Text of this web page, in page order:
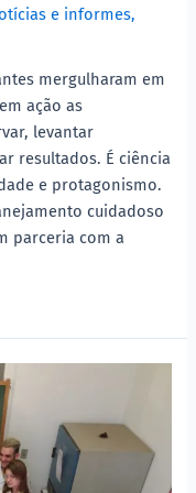
e informes,
mergulharam em
ação as
levantar
resultados. É ciência
e protagonismo.
cuidadoso
parceria com a